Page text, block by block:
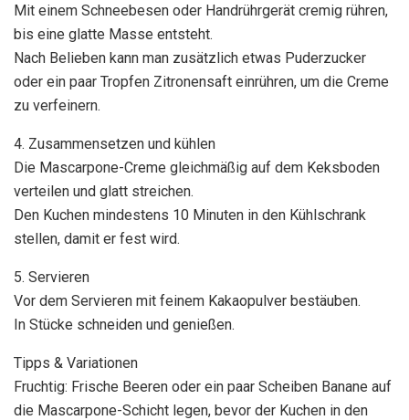
Mit einem Schneebesen oder Handrührgerät cremig rühren,
bis eine glatte Masse entsteht.
Nach Belieben kann man zusätzlich etwas Puderzucker
oder ein paar Tropfen Zitronensaft einrühren, um die Creme
zu verfeinern.
4. Zusammensetzen und kühlen
Die Mascarpone-Creme gleichmäßig auf dem Keksboden
verteilen und glatt streichen.
Den Kuchen mindestens 10 Minuten in den Kühlschrank
stellen, damit er fest wird.
5. Servieren
Vor dem Servieren mit feinem Kakaopulver bestäuben.
In Stücke schneiden und genießen.
Tipps & Variationen
Fruchtig: Frische Beeren oder ein paar Scheiben Banane auf
die Mascarpone-Schicht legen, bevor der Kuchen in den